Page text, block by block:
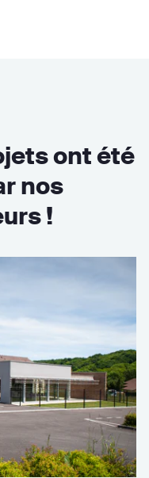
ont été
nos
!